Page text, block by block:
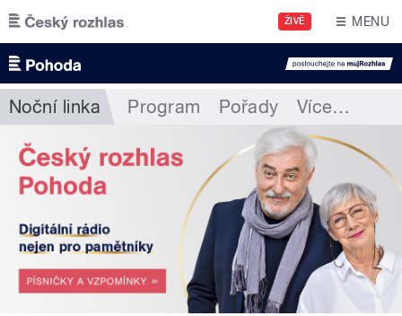
Přejít k hlavnímu obsahu
ŽIVĚ MENU
Noční linka Program Pořady Více…